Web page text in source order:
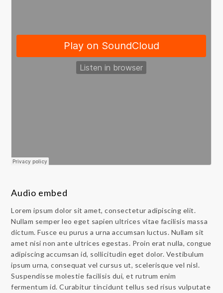
Audio embed
Lorem ipsum dolor sit amet, consectetur adipiscing elit.
Nullam semper leo eget sapien ultrices vitae facilisis massa
dictum. Fusce eu purus a urna accumsan luctus. Nullam sit
amet nisi non ante ultrices egestas. Proin erat nulla, congue
adipiscing accumsan id, sollicitudin eget dolor. Vestibulum
ipsum urna, consequat vel cursus ut, scelerisque vel nisl.
Suspendisse molestie facilisis dui, et rutrum enim
fermentum id. Curabitur tincidunt tellus sed risus vulputate